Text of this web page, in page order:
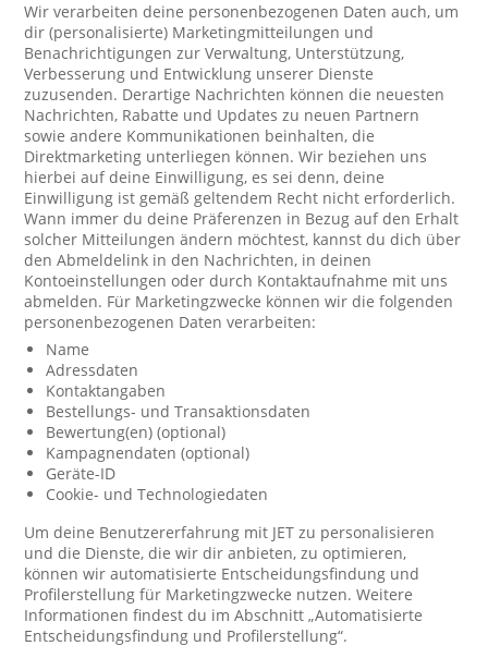
Wir verarbeiten deine personenbezogenen Daten auch, um
dir (personalisierte) Marketingmitteilungen und
Benachrichtigungen zur Verwaltung, Unterstützung,
Verbesserung und Entwicklung unserer Dienste
zuzusenden. Derartige Nachrichten können die neuesten
Nachrichten, Rabatte und Updates zu neuen Partnern
sowie andere Kommunikationen beinhalten, die
Direktmarketing unterliegen können. Wir beziehen uns
hierbei auf deine Einwilligung, es sei denn, deine
Einwilligung ist gemäß geltendem Recht nicht erforderlich.
Wann immer du deine Präferenzen in Bezug auf den Erhalt
solcher Mitteilungen ändern möchtest, kannst du dich über
den Abmeldelink in den Nachrichten, in deinen
Kontoeinstellungen oder durch Kontaktaufnahme mit uns
abmelden. Für Marketingzwecke können wir die folgenden
personenbezogenen Daten verarbeiten:
Name
Adressdaten
Kontaktangaben
Bestellungs- und Transaktionsdaten
Bewertung(en) (optional)
Kampagnendaten (optional)
Geräte-ID
Cookie- und Technologiedaten
Um deine Benutzererfahrung mit JET zu personalisieren
und die Dienste, die wir dir anbieten, zu optimieren,
können wir automatisierte Entscheidungsfindung und
Profilerstellung für Marketingzwecke nutzen. Weitere
Informationen findest du im Abschnitt „Automatisierte
Entscheidungsfindung und Profilerstellung“.